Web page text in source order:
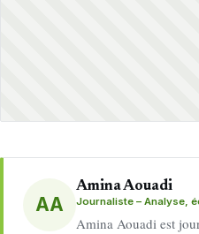
AA
Amina Aouadi
Journaliste – Analyse,
Amina Aouadi est